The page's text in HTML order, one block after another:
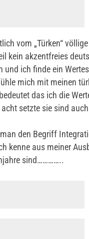
vom „Türken“
kein akzentfreies
und ich finde ein
mich mit meinen
das ich die
setzte sie sind
den Begriff
kenne aus meiner
sind…………..